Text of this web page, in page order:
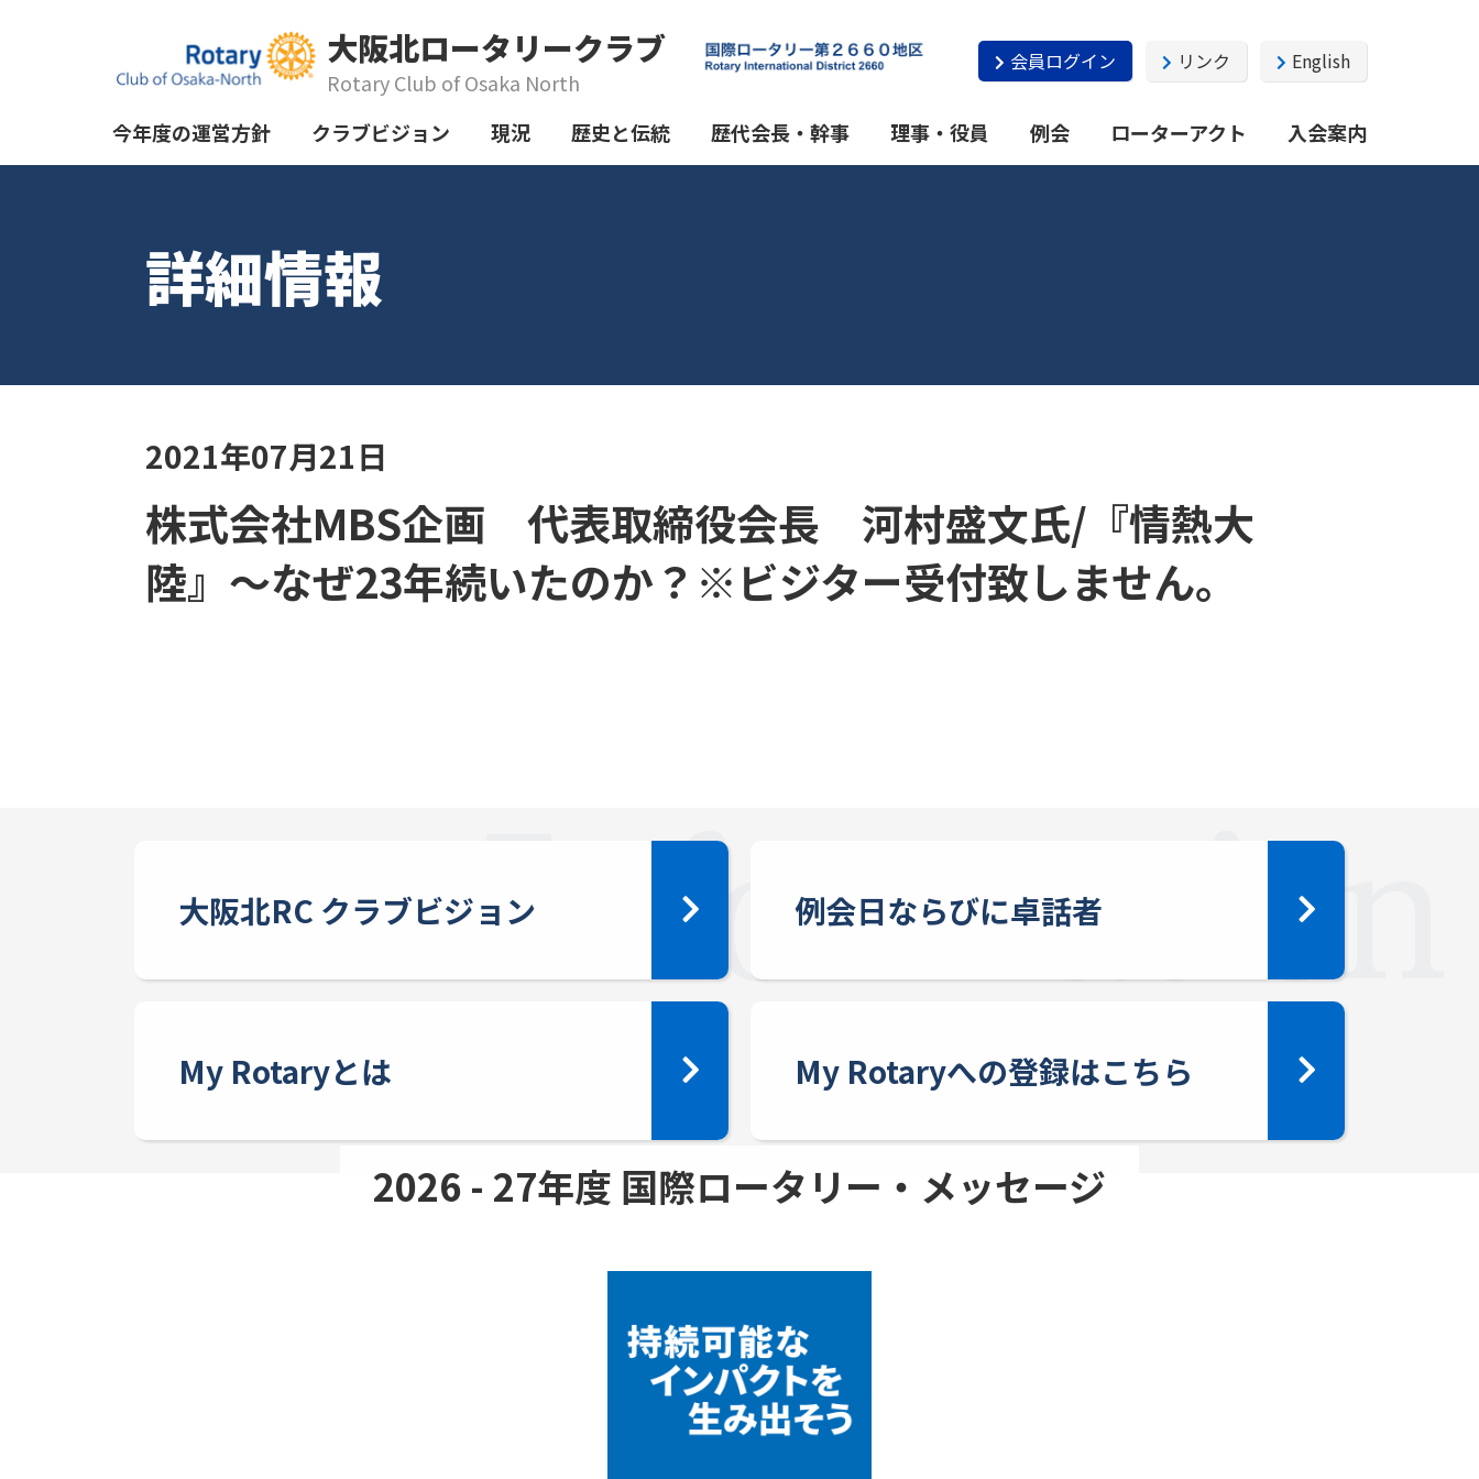
大阪北ロータリークラブ
Rotary Club of Osaka North
会員ログイン リンク English
今年度の運営方針 クラブビジョン 現況 歴史と伝統 歴代会長・幹事 理事・役員 例会 ローターアクト 入会案内
詳細情報
2021年07月21日
株式会社MBS企画 代表取締役会長 河村盛文氏/『情熱大
陸』～なぜ23年続いたのか？※ビジター受付致しません。
大阪北RC クラブビジョン 例会日ならびに卓話者
My Rotaryとは My Rotaryへの登録はこちら
2026 - 27年度 国際ロータリー・メッセージ